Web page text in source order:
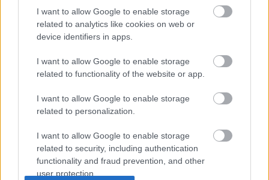
I want to allow Google to enable storage
related to analytics like cookies on web or
device identifiers in apps.
I want to allow Google to enable storage
related to functionality of the website or app.
I want to allow Google to enable storage
related to personalization.
I want to allow Google to enable storage
related to security, including authentication
functionality and fraud prevention, and other
user protection.
Legolvasottabb
Top 10: ezek a legjobb szerelmes filmek
A 10 legütősebb drogos film
Megjöttek a meztelen hősnők
Meztelenség és anatómia